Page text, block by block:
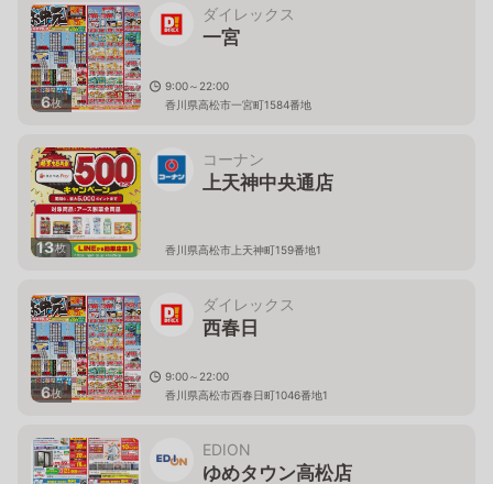
6枚
ダイレックス
一宮
9:00～22:00
香川県高松市一宮町1584番地
13枚
コーナン
上天神中央通店
香川県高松市上天神町159番地1
6枚
ダイレックス
西春日
9:00～22:00
香川県高松市西春日町1046番地1
EDION
ゆめタウン高松店